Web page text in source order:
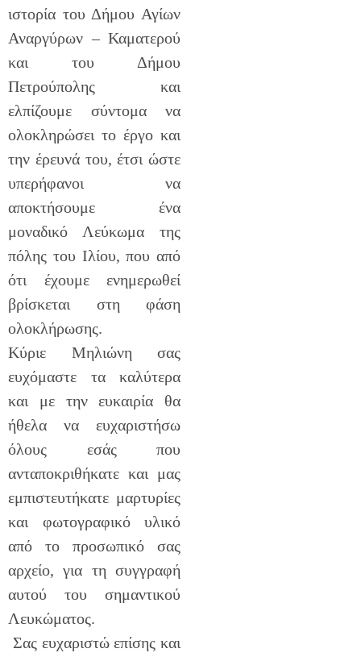
ιστορία του Δήμου Αγίων
Αναργύρων – Καματερού
και του Δήμου
Πετρούπολης και
ελπίζουμε σύντομα να
ολοκληρώσει το έργο και
την έρευνά του, έτσι ώστε
υπερήφανοι να
αποκτήσουμε ένα
μοναδικό Λεύκωμα της
πόλης του Ιλίου, που από
ότι έχουμε ενημερωθεί
βρίσκεται στη φάση
ολοκλήρωσης.
Κύριε Μηλιώνη σας
ευχόμαστε τα καλύτερα
και με την ευκαιρία θα
ήθελα να ευχαριστήσω
όλους εσάς που
ανταποκριθήκατε και μας
εμπιστευτήκατε μαρτυρίες
και φωτογραφικό υλικό
από το προσωπικό σας
αρχείο, για τη συγγραφή
αυτού του σημαντικού
Λευκώματος.
Σας ευχαριστώ επίσης και